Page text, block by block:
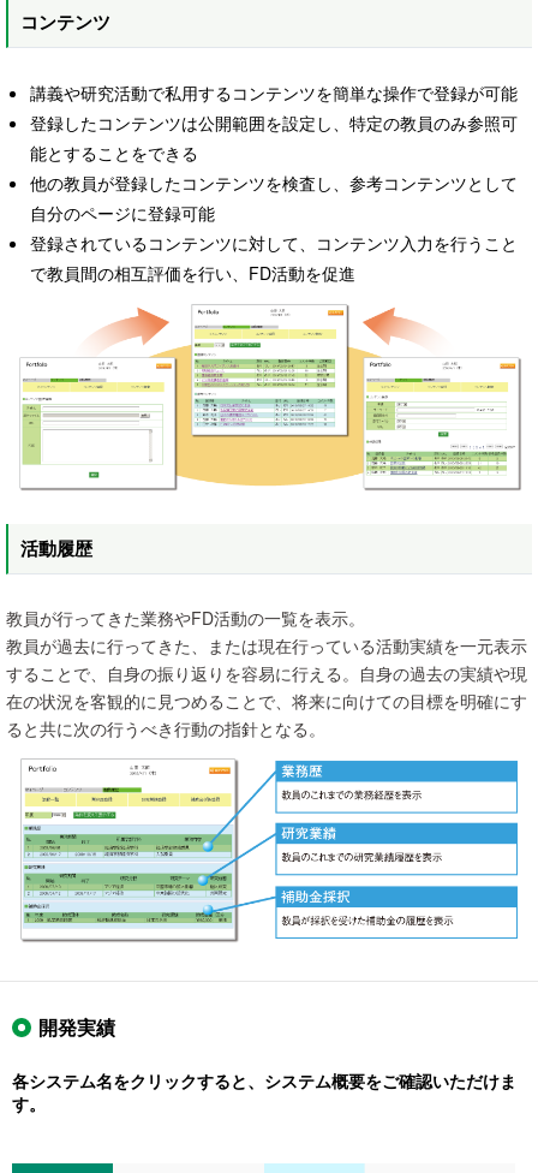
コンテンツ
講義や研究活動で私用するコンテンツを簡単な操作で登録が可能
登録したコンテンツは公開範囲を設定し、特定の教員のみ参照可
能とすることをできる
他の教員が登録したコンテンツを検査し、参考コンテンツとして
自分のページに登録可能
登録されているコンテンツに対して、コンテンツ入力を行うこと
で教員間の相互評価を行い、FD活動を促進
活動履歴
教員が行ってきた業務やFD活動の一覧を表示。
教員が過去に行ってきた、または現在行っている活動実績を一元表示
することで、自身の振り返りを容易に行える。自身の過去の実績や現
在の状況を客観的に見つめることで、将来に向けての目標を明確にす
ると共に次の行うべき行動の指針となる。
開発実績
各システム名をクリックすると、システム概要をご確認いただけま
す。